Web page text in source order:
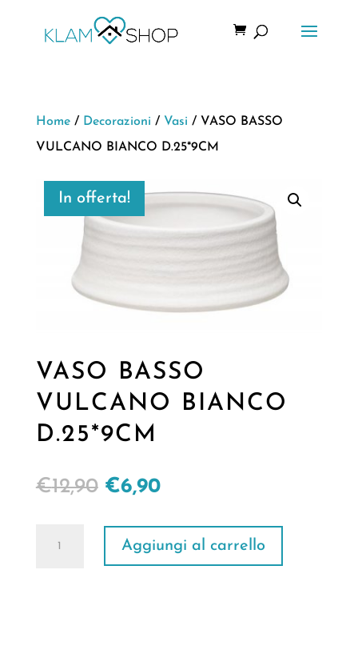
Home/ Decorazioni / Vasi / VASO BASSO
VULCANO BIANCO D.25*9CM
In offerta!
VASO BASSO
VULCANO BIANCO
D.25*9CM
€12,90 Il
originale
era:
€6,90Il
attuale
è:
Aggiungi al carrello